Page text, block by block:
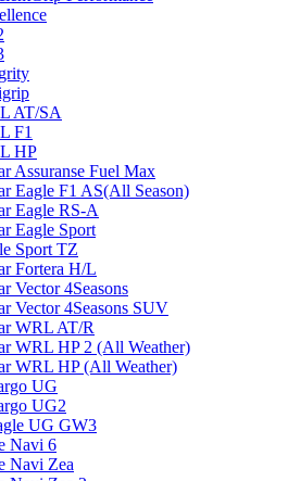
AT/SA
F1
HP
Assuranse Fuel Max
Eagle F1 AS(All Season)
Eagle RS-A
Eagle Sport
Sport TZ
Fortera H/L
Vector 4Seasons
Vector 4Seasons SUV
WRL AT/R
WRL HP 2 (All Weather)
WRL HP (All Weather)
UG
UG2
UG GW3
Navi 6
Navi Zea